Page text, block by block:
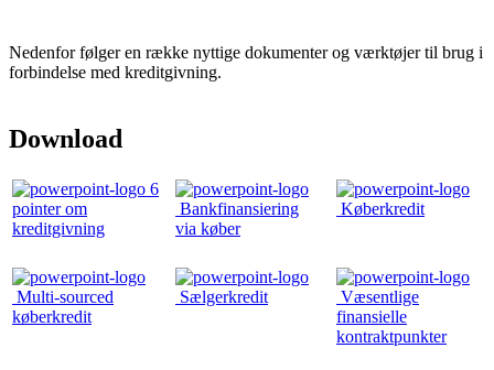
Nedenfor følger en række nyttige dokumenter og værktøjer til brug i
forbindelse med kreditgivning.
Download
6
pointer om
kreditgivning
Bankfinansiering
via køber
Køberkredit
Multi-sourced
køberkredit
Sælgerkredit
Væsentlige
finansielle
kontraktpunkter